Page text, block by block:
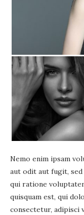
Nemo enim ipsam
aut odit aut fugit,
qui ratione
quisquam est, qui
consectetur, adipisci